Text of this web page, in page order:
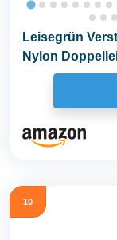
Leisegrün
Nylon
10